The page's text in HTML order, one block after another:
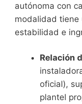
autónoma con
modalidad tiene
estabilidad e
Relación
oficial),
plantel